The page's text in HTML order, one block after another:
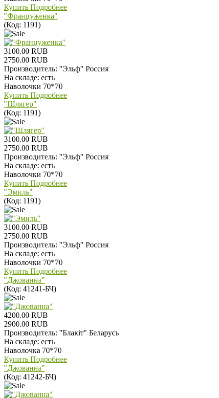
Купить Подробнее
"Француженка"
(Код: 1191)
3100.00 RUB
2750.00 RUB
Производитель: "Эльф" Россия
На складе: есть
Наволочки 70*70
Купить Подробнее
"Шлягер"
(Код: 1191)
3100.00 RUB
2750.00 RUB
Производитель: "Эльф" Россия
На складе: есть
Наволочки 70*70
Купить Подробнее
"Эмиль"
(Код: 1191)
3100.00 RUB
2750.00 RUB
Производитель: "Эльф" Россия
На складе: есть
Наволочки 70*70
Купить Подробнее
"Джованна"
(Код: 41241-БЧ)
4200.00 RUB
2900.00 RUB
Производитель: "Блакiт" Беларусь
На складе: есть
Наволочка 70*70
Купить Подробнее
"Джованна"
(Код: 41242-БЧ)